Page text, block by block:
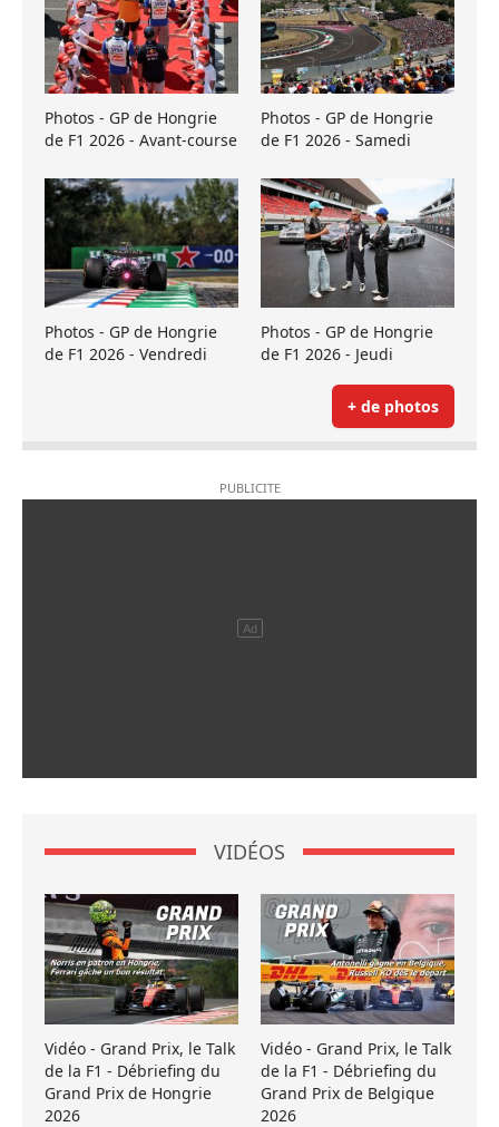
Photos - GP de Hongrie
de F1 2026 - Avant-course
Photos - GP de Hongrie
de F1 2026 - Samedi
Photos - GP de Hongrie
de F1 2026 - Vendredi
Photos - GP de Hongrie
de F1 2026 - Jeudi
+ de photos
VIDÉOS
Vidéo - Grand Prix, le Talk
de la F1 - Débriefing du
Grand Prix de Hongrie
2026
Vidéo - Grand Prix, le Talk
de la F1 - Débriefing du
Grand Prix de Belgique
2026